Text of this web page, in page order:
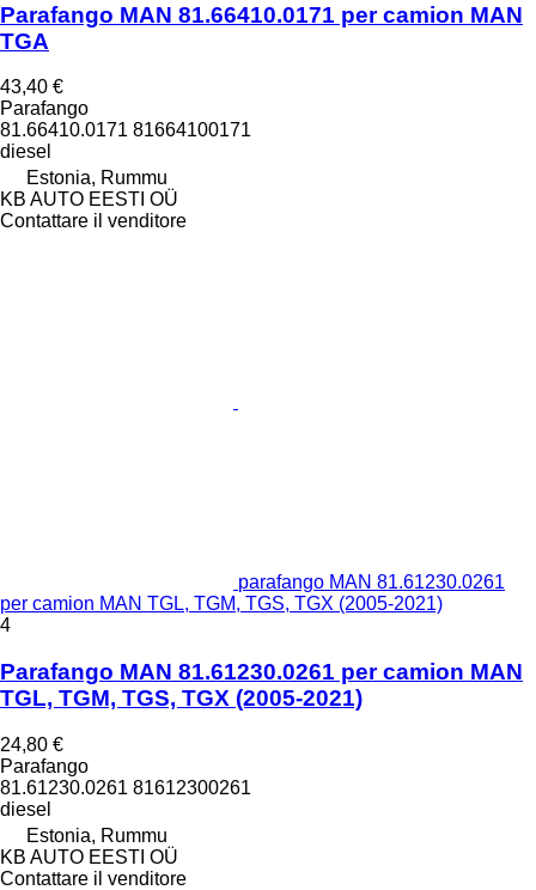
Parafango MAN 81.66410.0171 per camion MAN
TGA
43,40 €
Parafango
81.66410.0171 81664100171
diesel
Estonia, Rummu
KB AUTO EESTI OÜ
Contattare il venditore
parafango MAN 81.61230.0261
per camion MAN TGL, TGM, TGS, TGX (2005-2021)
4
Parafango MAN 81.61230.0261 per camion MAN
TGL, TGM, TGS, TGX (2005-2021)
24,80 €
Parafango
81.61230.0261 81612300261
diesel
Estonia, Rummu
KB AUTO EESTI OÜ
Contattare il venditore